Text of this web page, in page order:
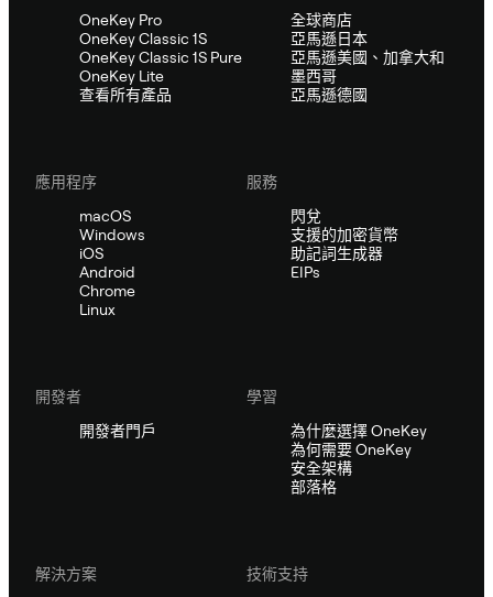
OneKey Pro
OneKey Classic 1S
OneKey Classic 1S Pure
OneKey Lite
查看所有產品
全球商店
亞馬遜日本
亞馬遜美國、加拿大和
墨西哥
亞馬遜德國
應用程序
macOS
Windows
iOS
Android
Chrome
Linux
服務
閃兌
支援的加密貨幣
助記詞生成器
EIPs
開發者
開發者門戶
學習
為什麼選擇 OneKey
為何需要 OneKey
安全架構
部落格
解決方案
技術支持